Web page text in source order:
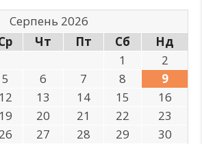
Серпень 2026
Чт Пт Сб
Нд
1
2
5 6 7 8
9
12 13 14 15
16
19 20 21 22
23
26 27 28 29
30